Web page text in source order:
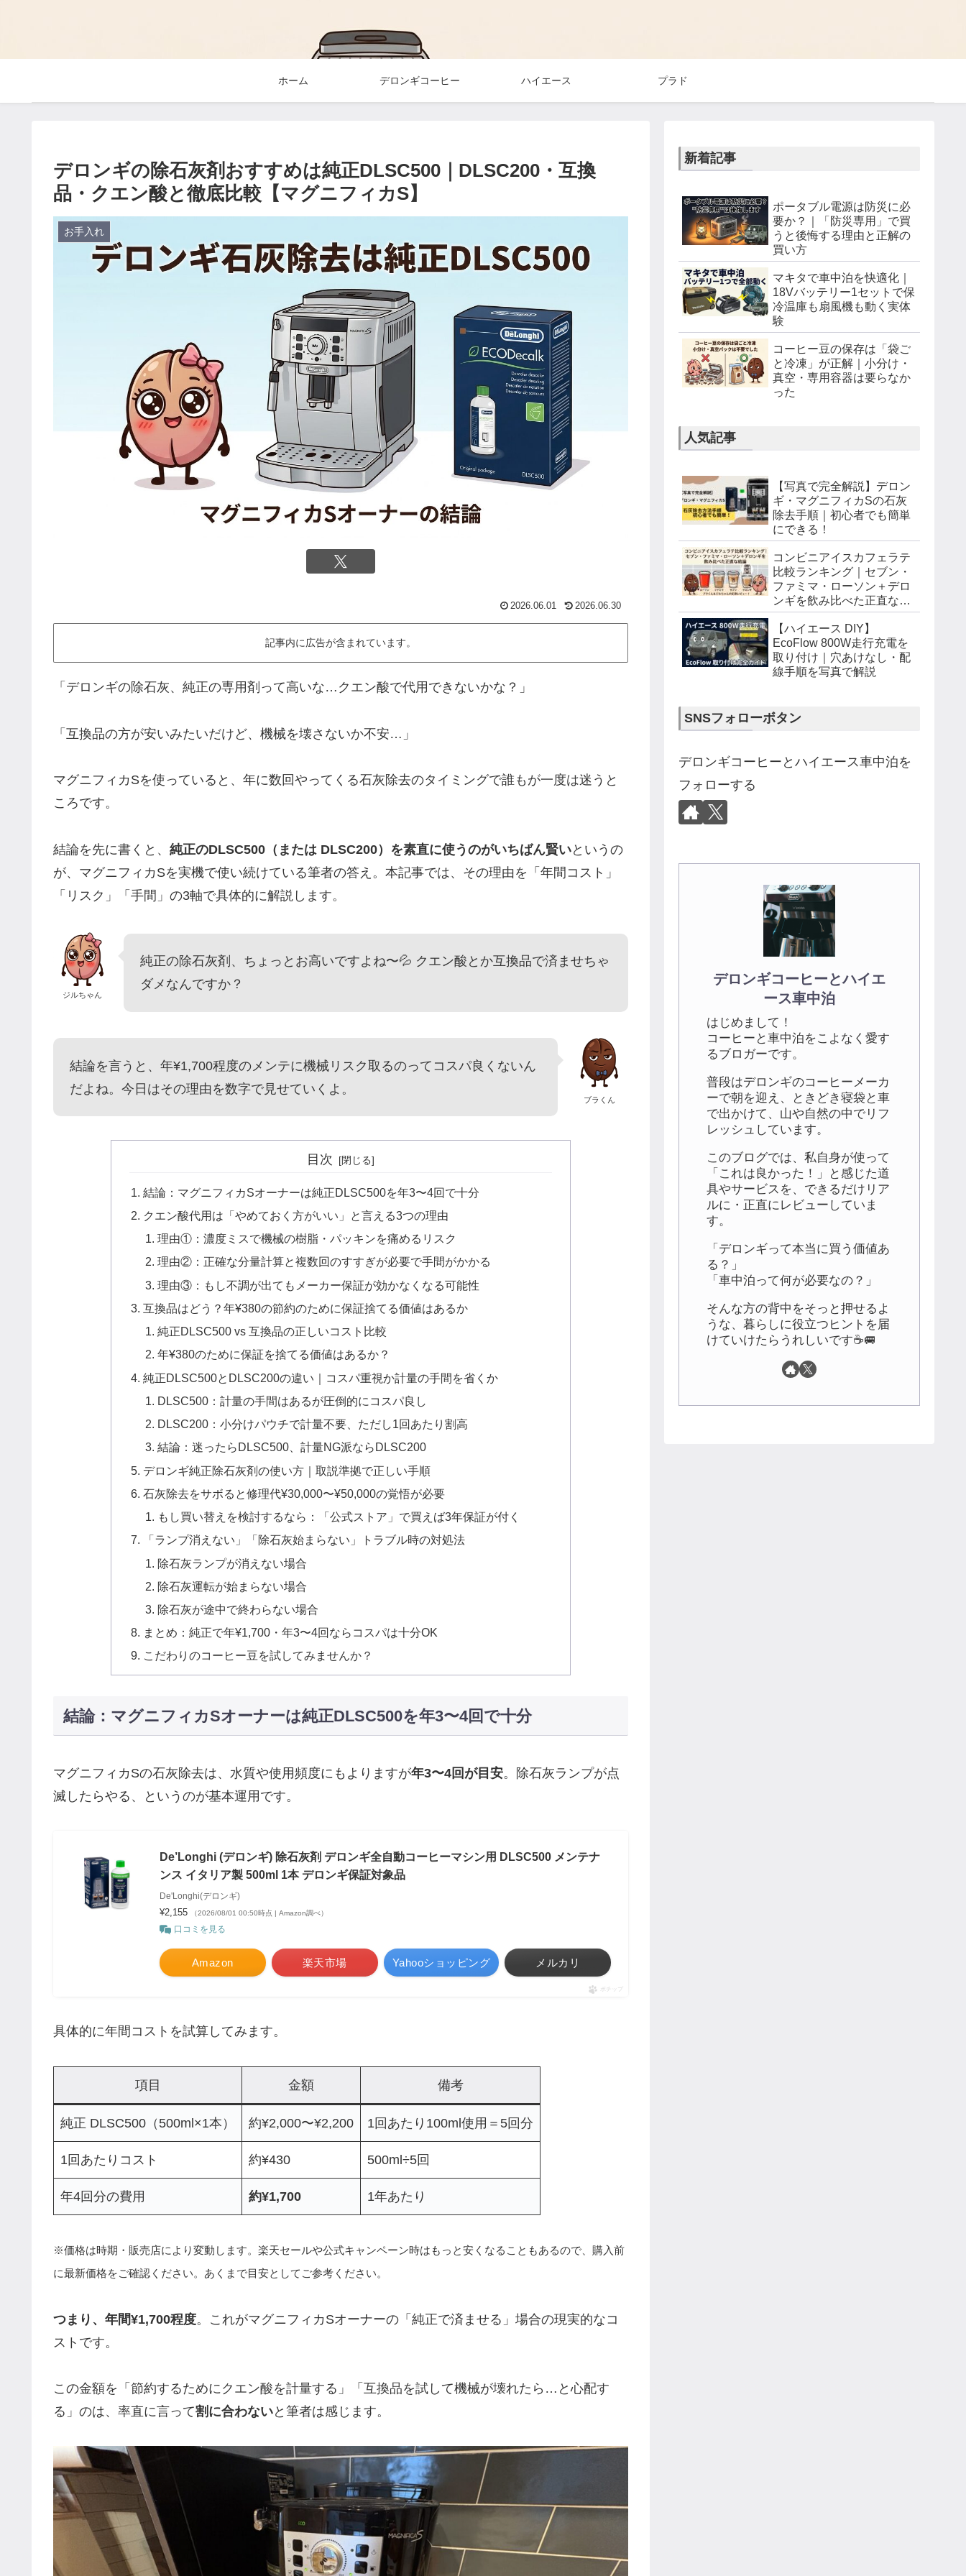
ホーム デロンギコーヒー ハイエース プラド
デロンギの除石灰剤おすすめは純正DLSC500｜DLSC200・互換
品・クエン酸と徹底比較【マグニフィカS】
お手入れ
2026.06.01 2026.06.30
記事内に広告が含まれています。
「デロンギの除石灰、純正の専用剤って高いな…クエン酸で代用できないかな？」
「互換品の方が安いみたいだけど、機械を壊さないか不安…」
マグニフィカSを使っていると、年に数回やってくる石灰除去のタイミングで誰もが一度は迷うと
ころです。
結論を先に書くと、 純正のDLSC500（または DLSC200）を素直に使うのがいちばん賢いというの
が、マグニフィカSを実機で使い続けている筆者の答え。本記事では、その理由を「年間コスト」
「リスク」「手間」の3軸で具体的に解説します。
ジルちゃん
純正の除石灰剤、ちょっとお高いですよね〜💦 クエン酸とか互換品で済ませちゃ
ダメなんですか？
ブラくん
結論を言うと、年¥1,700程度のメンテに機械リスク取るのってコスパ良くないん
だよね。今日はその理由を数字で見せていくよ。
目次
結論：マグニフィカSオーナーは純正DLSC500を年3〜4回で十分
クエン酸代用は「やめておく方がいい」と言える3つの理由
理由①：濃度ミスで機械の樹脂・パッキンを痛めるリスク
理由②：正確な分量計算と複数回のすすぎが必要で手間がかかる
理由③：もし不調が出てもメーカー保証が効かなくなる可能性
互換品はどう？年¥380の節約のために保証捨てる価値はあるか
純正DLSC500 vs 互換品の正しいコスト比較
年¥380のために保証を捨てる価値はあるか？
純正DLSC500とDLSC200の違い｜コスパ重視か計量の手間を省くか
DLSC500：計量の手間はあるが圧倒的にコスパ良し
DLSC200：小分けパウチで計量不要、ただし1回あたり割高
結論：迷ったらDLSC500、計量NG派ならDLSC200
デロンギ純正除石灰剤の使い方｜取説準拠で正しい手順
石灰除去をサボると修理代¥30,000〜¥50,000の覚悟が必要
もし買い替えを検討するなら：「公式ストア」で買えば3年保証が付く
「ランプ消えない」「除石灰始まらない」トラブル時の対処法
除石灰ランプが消えない場合
除石灰運転が始まらない場合
除石灰が途中で終わらない場合
まとめ：純正で年¥1,700・年3〜4回ならコスパは十分OK
こだわりのコーヒー豆を試してみませんか？
結論：マグニフィカSオーナーは純正DLSC500を年3〜4回で十分
マグニフィカSの石灰除去は、水質や使用頻度にもよりますが年3〜4回が目安。除石灰ランプが点
滅したらやる、というのが基本運用です。
De’Longhi (デロンギ) 除石灰剤 デロンギ全自動コーヒーマシン用 DLSC500 メンテナ
ンス イタリア製 500ml 1本 デロンギ保証対象品
De'Longhi(デロンギ)
¥2,155 （2026/08/01 00:50時点 | Amazon調べ）
口コミを見る
Amazon 楽天市場 Yahooショッピング メルカリ
ポチップ
具体的に年間コストを試算してみます。
項目 金額 備考
純正 DLSC500（500ml×1本） 約¥2,000〜¥2,200 1回あたり100ml使用＝5回分
1回あたりコスト 約¥430 500ml÷5回
年4回分の費用 約¥1,700 1年あたり
※価格は時期・販売店により変動します。楽天セールや公式キャンペーン時はもっと安くなることもあるので、購入前
に最新価格をご確認ください。あくまで目安としてご参考ください。
つまり、年間¥1,700程度。これがマグニフィカSオーナーの「純正で済ませる」場合の現実的なコ
ストです。
この金額を「節約するためにクエン酸を計量する」「互換品を試して機械が壊れたら…と心配す
る」のは、率直に言って割に合わないと筆者は感じます。
新着記事
ポータブル電源は防災に必
要か？｜「防災専用」で買
うと後悔する理由と正解の
買い方
マキタで車中泊を快適化｜
18Vバッテリー1セットで保
冷温庫も扇風機も動く実体
験
コーヒー豆の保存は「袋ご
と冷凍」が正解｜小分け・
真空・専用容器は要らなか
った
人気記事
【写真で完全解説】デロン
ギ・マグニフィカSの石灰
除去手順｜初心者でも簡単
にできる！
コンビニアイスカフェラテ
比較ランキング｜セブン・
ファミマ・ローソン＋デロ
ンギを飲み比べた正直な結
論
【ハイエース DIY】
EcoFlow 800W走行充電を
取り付け｜穴あけなし・配
線手順を写真で解説
SNSフォローボタン
デロンギコーヒーとハイエース車中泊を
フォローする
デロンギコーヒーとハイエ
ース車中泊
はじめまして！
コーヒーと車中泊をこよなく愛す
るブロガーです。
普段はデロンギのコーヒーメーカ
ーで朝を迎え、ときどき寝袋と車
で出かけて、山や自然の中でリフ
レッシュしています。
このブログでは、私自身が使って
「これは良かった！」と感じた道
具やサービスを、できるだけリア
ルに・正直にレビューしていま
す。
「デロンギって本当に買う価値あ
る？」
「車中泊って何が必要なの？」
そんな方の背中をそっと押せるよ
うな、暮らしに役立つヒントを届
けていけたらうれしいです☕🚐